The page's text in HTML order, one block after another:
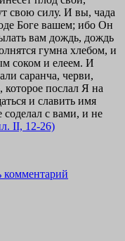
свою силу. И вы, чада
Боге вашем; ибо Он
вам дождь, дождь
гумна хлебом, и
соком и елеем. И
саранча, черви,
послал Я на
и славить имя
с вами, и не
II, 12-26)
комментарий